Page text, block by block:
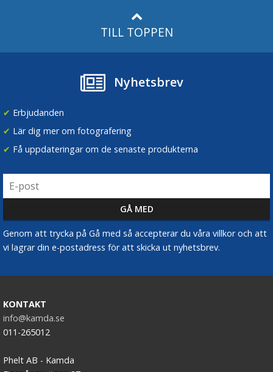
TILL TOPPEN
Nyhetsbrev
✔ Erbjudanden
✔ Lär dig mer om fotografering
✔ Få uppdateringar om de senaste produkterna
Genom att trycka på Gå med så accepterar du våra villkor och att
vi lagrar din e-postadress för att skicka ut nyhetsbrev.
KONTAKT
info@kamda.se
011-265012
Phelt AB - Kamda